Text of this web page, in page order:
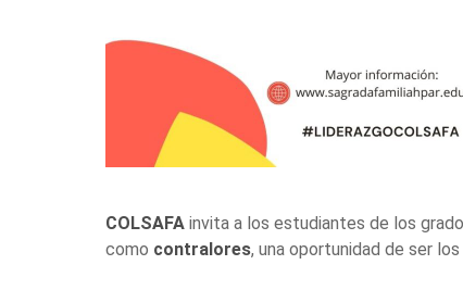
COLSAFA invita a los estudiantes de los
como contralores, una oportunidad de ser